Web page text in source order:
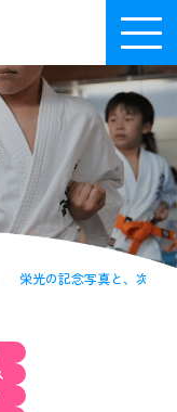
栄光の記念写真と、次へ